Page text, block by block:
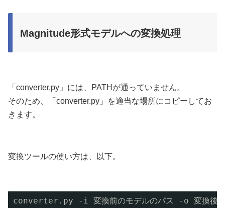
Magnitude形式モデルへの変換処理
「converter.py」には、PATHが通っていません。
そのため、「converter.py」を適当な場所にコピーしてお
きます。
変換ツールの使い方は、以下。
converter.py -i 変換前のモデルのパス -o 変換後